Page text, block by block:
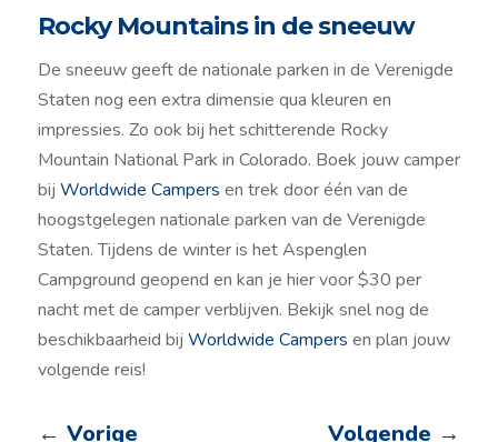
Rocky Mountains in de sneeuw
De sneeuw geeft de nationale parken in de Verenigde
Staten nog een extra dimensie qua kleuren en
impressies. Zo ook bij het schitterende Rocky
Mountain National Park in Colorado. Boek jouw camper
bij Worldwide Campers en trek door één van de
hoogstgelegen nationale parken van de Verenigde
Staten. Tijdens de winter is het Aspenglen
Campground geopend en kan je hier voor $30 per
nacht met de camper verblijven. Bekijk snel nog de
beschikbaarheid bij Worldwide Campers en plan jouw
volgende reis!
← Vorige Volgende →